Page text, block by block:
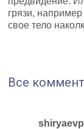
грязи,
свое тело
Все